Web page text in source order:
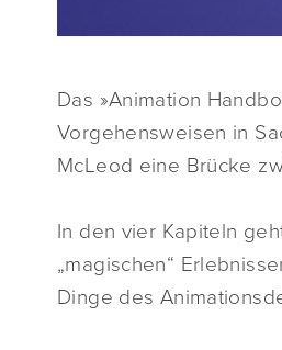
Das »Animation
Vorgehensweisen in
McLeod eine Brücke
In den vier Kapiteln
„magischen“
Dinge des